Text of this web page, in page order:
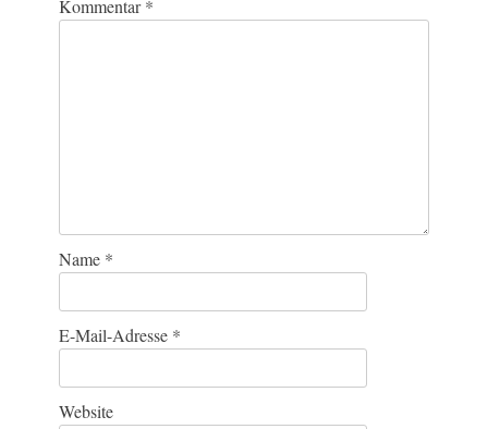
Kommentar*
Name *
E-Mail-Adresse *
Website